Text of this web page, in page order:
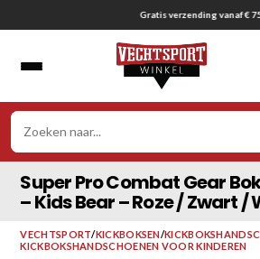
naar
Gratis verzending vanaf €
Super Pro Combat Gear
– Kids Bear – Roze / Zwart /
VECHTSPORT/KICKBOKSEN/
KICKBOKSHANDSCHOENEN VOOR KINDEREN